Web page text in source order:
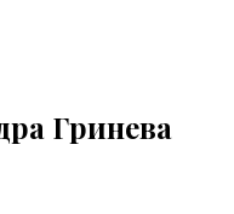
Гринева